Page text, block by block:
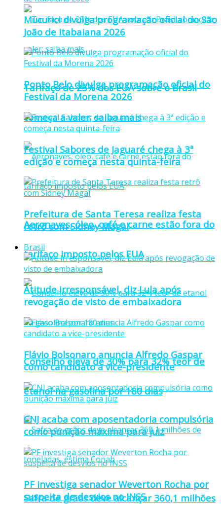
Tarifaço de 25% dos EUA sobre o Brasil
começa a valer; saiba mais
Aeronaves, óleo, café e carne estão fora do
tarifaço imposto pelos EUA
Conselho eleva de 30% para 32% teor de
etanol na gasolina por 180 dias
Safra de grãos deve alcançar 360,1 milhões
Mucurici divulga programação oficial do São
João de Itabaiana 2026
Ponto Belo divulga programação oficial do
Festival da Morena 2026
Festival Sabores de Jaguaré chega à 3ª
edição e começa nesta quinta-feira
Prefeitura de Santa Teresa realiza festa
retrô com Sidney Magal
Brasil
Atitude irresponsável, diz Lula após
revogação de visto de embaixadora
Flávio Bolsonaro anuncia Alfredo Gaspar
como candidato a vice-presidente
CNJ acaba com aposentadoria compulsória
como punição máxima para juiz
PF investiga senador Weverton Rocha por
suspeita de desvios no INSS